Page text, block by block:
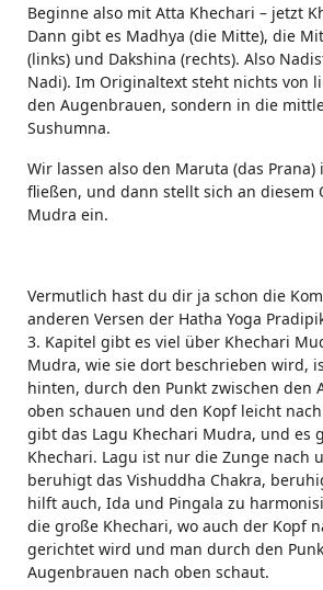
Beginne also mit Atta Khechari – jetzt
Dann gibt es Madhya (die Mitte), die
(links) und Dakshina (rechts). Also
Nadi). Im Originaltext steht nichts von
den Augenbrauen, sondern in die
Sushumna.
Wir lassen also den Maruta (das
fließen, und dann stellt sich an diesem
Mudra ein.
Vermutlich hast du dir ja schon die
anderen Versen der Hatha Yoga
3. Kapitel gibt es viel über Khechari
Mudra, wie sie dort beschrieben wird,
hinten, durch den Punkt zwischen den
oben schauen und den Kopf leicht
gibt das Lagu Khechari Mudra, und es
Khechari. Lagu ist nur die Zunge nach
beruhigt das Vishuddha Chakra,
hilft auch, Ida und Pingala zu
die große Khechari, wo auch der Kopf
gerichtet wird und man durch den
Augenbrauen nach oben schaut.